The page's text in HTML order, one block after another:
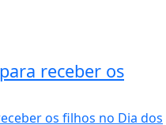
receber os